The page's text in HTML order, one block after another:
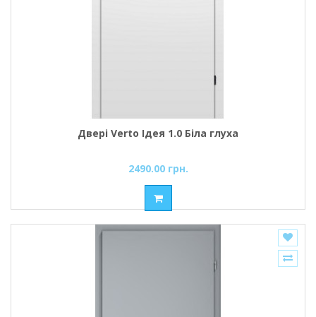
Двері Verto Ідея 1.0 Біла глуха
2490.00 грн.